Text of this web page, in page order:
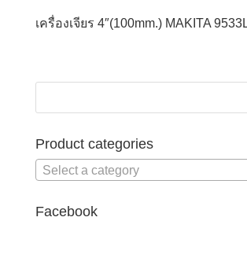
เครื่องเจียร 4″(100mm.) MAKITA
Product categories
Select a category
Facebook